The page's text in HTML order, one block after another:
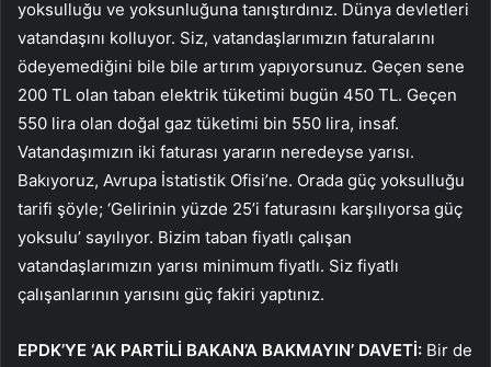
yoksulluğu ve yoksunluğuna tanıştırdınız. Dünya devletleri
vatandaşını kolluyor. Siz, vatandaşlarımızın faturalarını
ödeyemediğini bile bile artırım yapıyorsunuz. Geçen sene
200 TL olan taban elektrik tüketimi bugün 450 TL. Geçen
550 lira olan doğal gaz tüketimi bin 550 lira, insaf.
Vatandaşımızın iki faturası yararın neredeyse yarısı.
Bakıyoruz, Avrupa İstatistik Ofisi’ne. Orada güç yoksulluğu
tarifi şöyle; ‘Gelirinin yüzde 25’i faturasını karşılıyorsa güç
yoksulu’ sayılıyor. Bizim taban fiyatlı çalışan
vatandaşlarımızın yarısı minimum fiyatlı. Siz fiyatlı
çalışanlarının yarısını güç fakiri yaptınız.
EPDK’YE ‘AK PARTİLİ BAKAN’A BAKMAYIN’ DAVETİ: Bir de